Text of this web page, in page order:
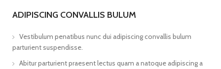
ADIPISCING CONVALLIS BULUM
Vestibulum penatibus nunc dui adipiscing convallis bulum
parturient suspendisse.
Abitur parturient praesent lectus quam a natoque adipiscing a